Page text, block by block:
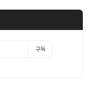
구독